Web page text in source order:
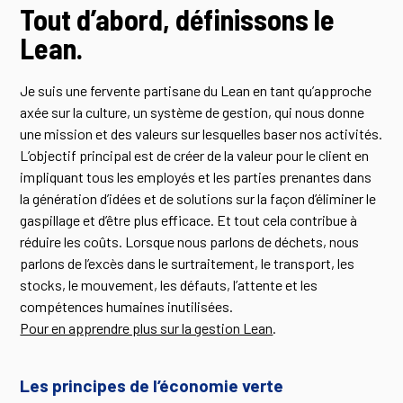
Tout d’abord, définissons le
Lean.
Je suis une fervente partisane du Lean en tant qu’approche
axée sur la culture, un système de gestion, qui nous donne
une mission et des valeurs sur lesquelles baser nos activités.
L’objectif principal est de créer de la valeur pour le client en
impliquant tous les employés et les parties prenantes dans
la génération d’idées et de solutions sur la façon d’éliminer le
gaspillage et d’être plus efficace. Et tout cela contribue à
réduire les coûts. Lorsque nous parlons de déchets, nous
parlons de l’excès dans le surtraitement, le transport, les
stocks, le mouvement, les défauts, l’attente et les
compétences humaines inutilisées.
Pour en apprendre plus sur la gestion Lean.
Les principes de l’économie verte